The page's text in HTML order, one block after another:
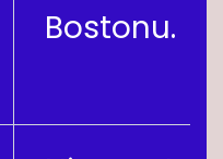
Bostonu.